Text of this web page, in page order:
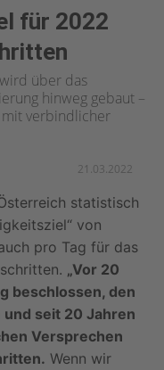
für 2022
über das
hinweg gebaut –
mit verbindlicher
21.03.2022
statistisch
von
pro Tag für das
„Vor 20
beschlossen, den
seit 20 Jahren
Versprechen
Wenn wir